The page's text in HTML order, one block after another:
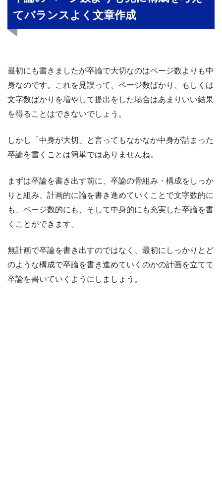
てバランスよく文章作成
最初にも書きましたが卒論で大切なのはページ数よりも中
身なのです。これを見誤って、ページ数ばかり、もしくは
文字数ばかりを増やして提出をした場合はあまりいい結果
を得ることはできないでしょう。
しかし「中身が大切」と言ってもなかなか中身が詰まった
卒論を書くことは簡単ではありませんね。
まずは卒論を書き出す前に、卒論の骨組み・構成をしっか
りと組み、計画的に論を書き進めていくことで文字数的に
も、ページ数的にも、そして中身的にも充実した卒論を書
くことができます。
無計画で卒論を書き出すのではなく、最初にしっかりとど
のような構成で卒論を書き進めていくのかの計画を立てて
卒論を書いていくようにしましょう。